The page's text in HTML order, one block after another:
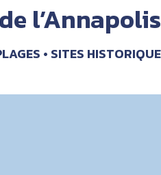
l’Annapolis
SITES